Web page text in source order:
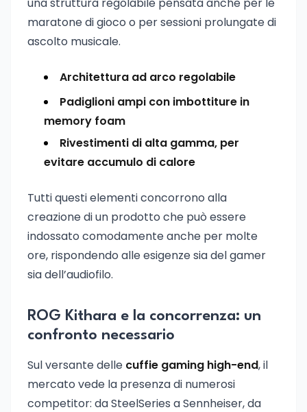
maratone di gioco o per sessioni prolungate di
ascolto musicale.
Architettura ad arco regolabile
Padiglioni ampi con imbottiture in
memory foam
Rivestimenti di alta gamma, per
evitare accumulo di calore
Tutti questi elementi concorrono alla
creazione di un prodotto che può essere
indossato comodamente anche per molte
ore, rispondendo alle esigenze sia del gamer
sia dell’audiofilo.
ROG Kithara e la concorrenza: un
confronto necessario
Sul versante delle cuffie gaming high-end, il
mercato vede la presenza di numerosi
competitor: da SteelSeries a Sennheiser, da